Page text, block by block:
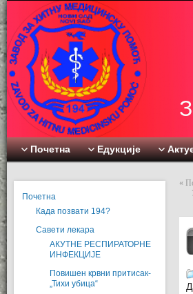
Почетна Едукције
Почетна
Када позвати 194?
Савети лекара
АКУТНЕ РЕСПИРАТОРНЕ
ИНФЕКЦИЈЕ
Повишен крвни притисак-
„Тихи убица“
«